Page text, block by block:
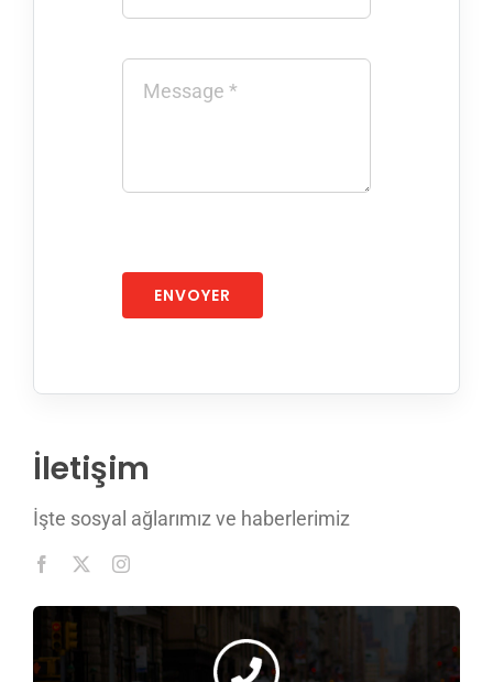
ENVOYER
İletişim
İşte sosyal ağlarımız ve haberlerimiz